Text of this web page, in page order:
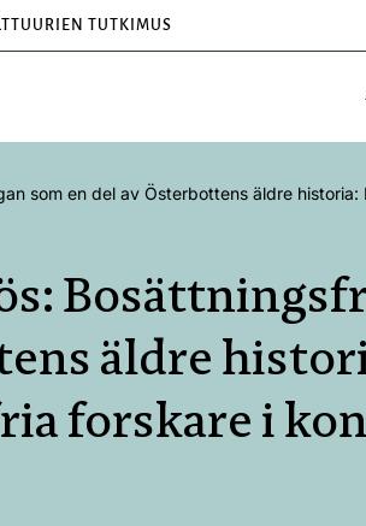
TUTKIMUS
som en del av Österbottens äldre
äldre
forskare i